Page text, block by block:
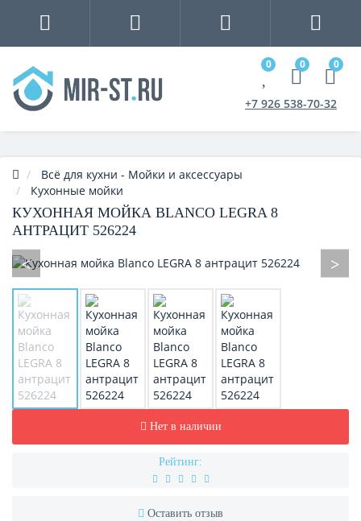
0 0 0
+7 926 538-70-32
Всё для кухни - Мойки и аксессуары
Кухонные мойки
КУХОННАЯ МОЙКА BLANCO LEGRA 8
АНТРАЦИТ 526224
Нет в наличии
Рейтинг:
Оставить отзыв